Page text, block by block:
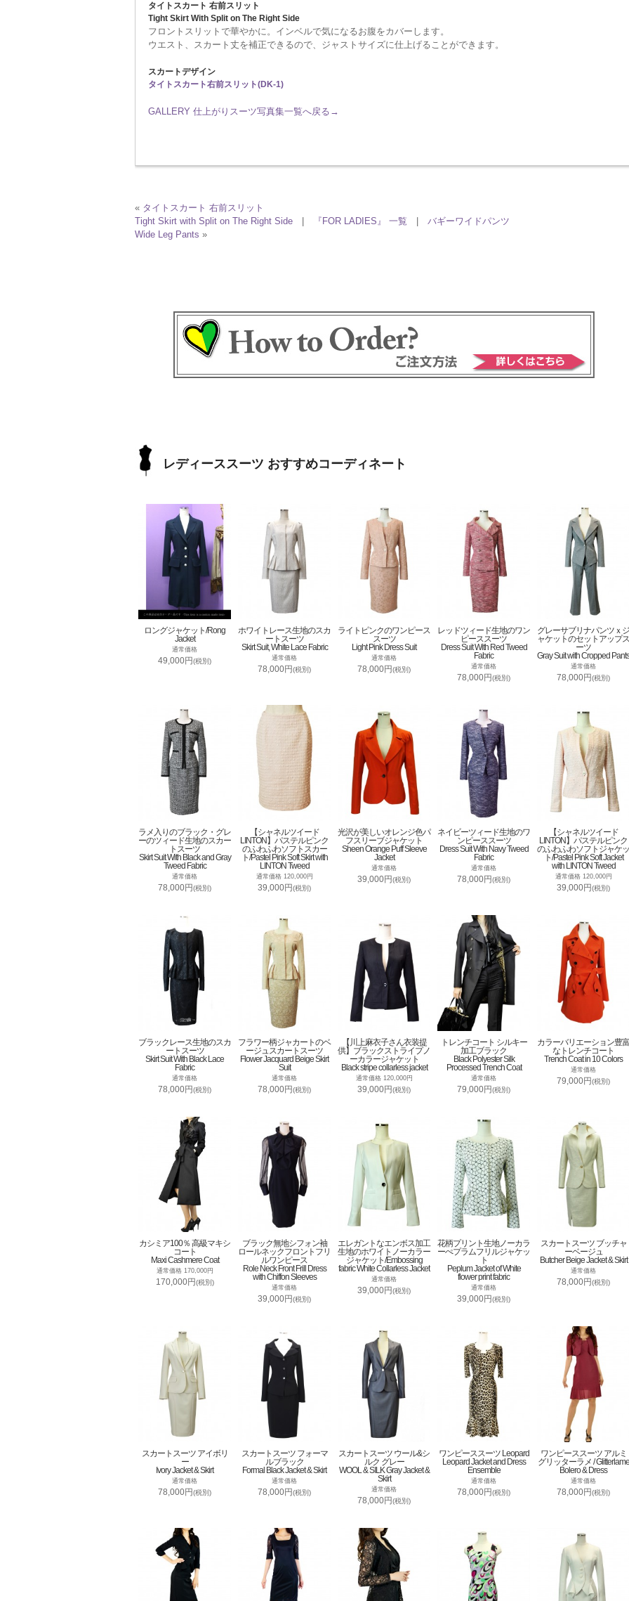
タイトスカート 右前スリット
Tight Skirt With Split on The Right Side
フロントスリットで華やかに。インベルで気になるお腹をカバーします。
ウエスト、スカート丈を補正できるので、ジャストサイズに仕上げることができます。
スカートデザイン
タイトスカート右前スリット(DK-1)
GALLERY 仕上がりスーツ写真集一覧へ戻る→
« タイトスカート 右前スリット
Tight Skirt with Split on The Right Side
『FOR LADIES』 一覧
バギーワイドパンツ
Wide Leg Pants »
レディーススーツ おすすめコーディネート
ロングジャケット/Rong
Jacket
通常価格
49,000円(税別)
ホワイトレース生地のスカ
ートスーツ
Skirt Suit, White Lace Fabric
通常価格
78,000円(税別)
ライトピンクのワンピース
スーツ
Light Pink Dress Suit
通常価格
78,000円(税別)
レッドツィード生地のワン
ピーススーツ
Dress Suit With Red Tweed
Fabric
通常価格
78,000円(税別)
グレーサブリナパンツｘジ
ャケットのセットアップス
ーツ
Gray Suit with Cropped Pants
通常価格
78,000円(税別)
ラメ入りのブラック・グレ
ーのツィード生地のスカー
トスーツ
Skirt Suit With Black and Gray
Tweed Fabric
通常価格
78,000円(税別)
【シャネルツイード
LINTON】パステルピンク
のふわふわソフトスカー
ト/Pastel Pink Soft Skirt with
LINTON Tweed
通常価格 120,000円
39,000円(税別)
光沢が美しいオレンジ色パ
フスリーブジャケット
Sheen Orange Puff Sleeve
Jacket
通常価格
39,000円(税別)
ネイビーツィード生地のワ
ンピーススーツ
Dress Suit With Navy Tweed
Fabric
通常価格
78,000円(税別)
【シャネルツイード
LINTON】パステルピンク
のふわふわソフトジャケッ
ト/Pastel Pink Soft Jacket
with LINTON Tweed
通常価格 120,000円
39,000円(税別)
ブラックレース生地のスカ
ートスーツ
Skirt Suit With Black Lace
Fabric
通常価格
78,000円(税別)
フラワー柄ジャカートのベ
ージュスカートスーツ
Flower Jacquard Beige Skirt
Suit
通常価格
78,000円(税別)
【川上麻衣子さん衣装提
供】ブラックストライプノ
ーカラージャケット
Black stripe collarless jacket
通常価格 120,000円
39,000円(税別)
トレンチコート シルキー
加工ブラック
Black Polyester Silk
Processed Trench Coat
通常価格
79,000円(税別)
カラーバリエーション豊富
なトレンチコート
Trench Coat in 10 Colors
通常価格
79,000円(税別)
カシミア100％ 高級マキシ
コート
Maxi Cashmere Coat
通常価格 170,000円
170,000円(税別)
ブラック無地シフォン袖
ロールネックフロントフリ
ルワンピース
Role Neck Front Frill Dress
with Chiffon Sleeves
通常価格
39,000円(税別)
エレガントなエンボス加工
生地のホワイトノーカラー
ジャケット/Embossing
fabric White Collarless Jacket
通常価格
39,000円(税別)
花柄プリント生地ノーカラ
ーぺプラムフリルジャケッ
ト
Peplum Jacket of White
flower print fabric
通常価格
39,000円(税別)
スカートスーツ ブッチャ
ーベージュ
Butcher Beige Jacket & Skirt
通常価格
78,000円(税別)
スカートスーツ アイボリ
ー
Ivory Jacket & Skirt
通常価格
78,000円(税別)
スカートスーツ フォーマ
ルブラック
Formal Black Jacket & Skirt
通常価格
78,000円(税別)
スカートスーツ ウール&シ
ルク グレー
WOOL & SILK Gray Jacket &
Skirt
通常価格
78,000円(税別)
ワンピーススーツ Leopard
Leopard Jacket and Dress
Ensemble
通常価格
78,000円(税別)
ワンピーススーツ アルミ
グリッターラメ / Glitterlame
Bolero & Dress
通常価格
78,000円(税別)